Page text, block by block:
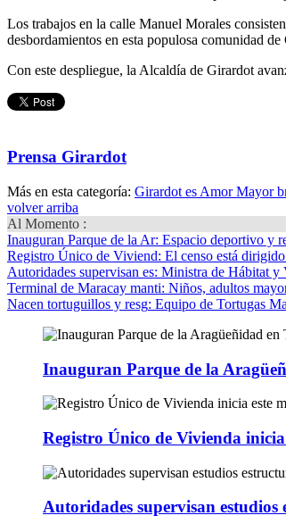
Los trabajos en la calle Manuel Morales
desbordamientos en esta populosa comunidad de
Con este despliegue, la Alcaldía de Girardot
Prensa Girardot
Más en esta categoría: Girardot es Amor Mayor
volver arriba
Al Momento :
Inauguran Parque de la Ar: Espacio deportivo y
Registro Único de Viviend: El censo está
Autoridades supervisan es: Ministra de Hábitat y
Terminal de Maracay manti: Niños, adultos
Nacen tortuguillos y resg: Equipo de Tortugas
Inauguran Parque de la
Registro Único de Vivienda
Autoridades supervisan